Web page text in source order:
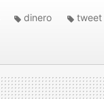
dinero tweet